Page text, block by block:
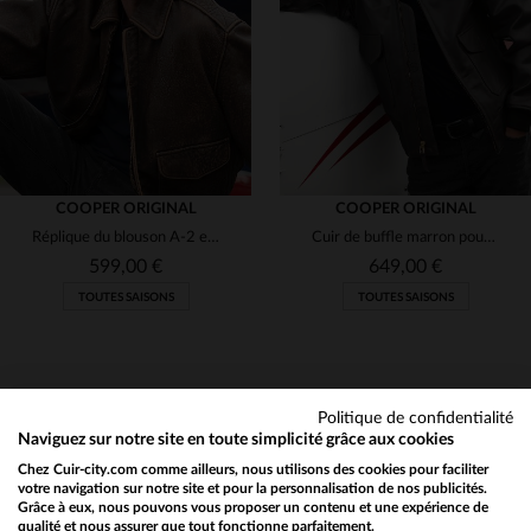
3XL M
TAILLES DISPONIBLES
COOPER ORIGINAL
Réplique du blouson A-2 en cuir vieilli, hommage aux héros de la WWII.
599,00 €
TOUTES SAISONS
TAILLES DISPONIBLES
COOPER ORIGINAL
Cuir de buffle marron pour ce G-1 au look aviateur vieilli.
649,00 €
TOUTES SAISONS
NEWSLETTER
Recevez par mail nos promos
Politique de confidentialité
Naviguez sur notre site en toute simplicité grâce aux cookies
Chez Cuir-city.com comme ailleurs, nous utilisons des cookies pour faciliter
votre navigation sur notre site et pour la personnalisation de nos publicités.
Grâce à eux, nous pouvons vous proposer un contenu et une expérience de
qualité et nous assurer que tout fonctionne parfaitement.